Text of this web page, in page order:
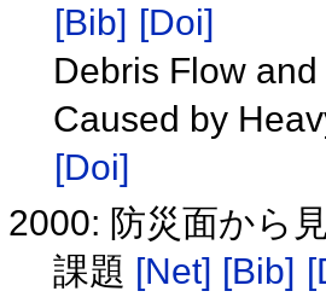
[Bib] [Doi]
Debris Flow
Caused by
[Doi]
2000: 防災面から
課題 [Net] [Bib]